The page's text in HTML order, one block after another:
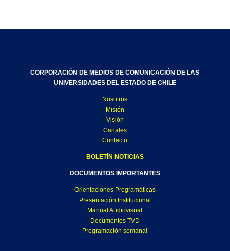
CORPORACIÓN DE MEDIOS DE COMUNICACIÓN DE LAS
UNIVERSIDADES DEL ESTADO DE CHILE
Nosotros
Misión
Visión
Canales
Contacto
BOLETÍN NOTICIAS
DOCUMENTOS IMPORTANTES
Orientaciones Programáticas
Presentación Institucional
Manual Audiovisual
Documentos TVD
Programación semanal